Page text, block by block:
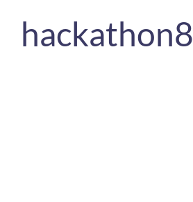
hackathon8